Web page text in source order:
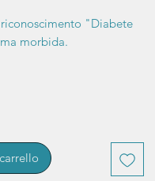
"Diabete
morbida.